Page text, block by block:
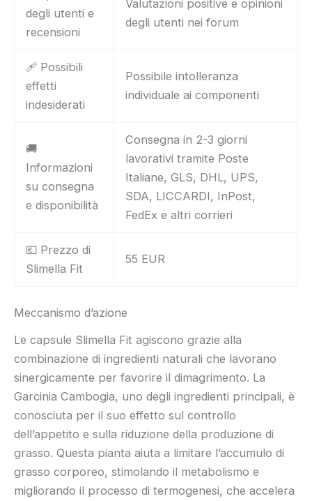
degli utenti e
recensioni
Valutazioni positive e opinioni
degli utenti nei forum
🩹 Possibili
effetti
indesiderati
Possibile intolleranza
individuale ai componenti
🚚
Informazioni
su consegna
e disponibilità
Consegna in 2-3 giorni
lavorativi tramite Poste
Italiane, GLS, DHL, UPS,
SDA, LICCARDI, InPost,
FedEx e altri corrieri
💶 Prezzo di
Slimella Fit
55 EUR
Meccanismo d’azione
Le capsule Slimella Fit agiscono grazie alla
combinazione di ingredienti naturali che lavorano
sinergicamente per favorire il dimagrimento. La
Garcinia Cambogia, uno degli ingredienti principali, è
conosciuta per il suo effetto sul controllo
dell’appetito e sulla riduzione della produzione di
grasso. Questa pianta aiuta a limitare l’accumulo di
grasso corporeo, stimolando il metabolismo e
migliorando il processo di termogenesi, che accelera